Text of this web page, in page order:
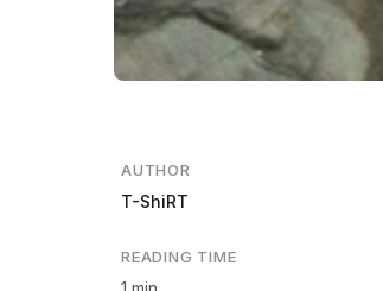
AUTHOR
T-ShiRT
READING TIME